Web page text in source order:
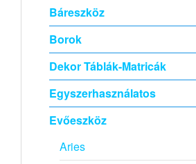
Báreszköz
Borok
Dekor Táblák-Matricák
Egyszerhasználatos
Evőeszköz
Aries